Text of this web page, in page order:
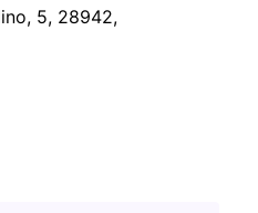
5, 28942,